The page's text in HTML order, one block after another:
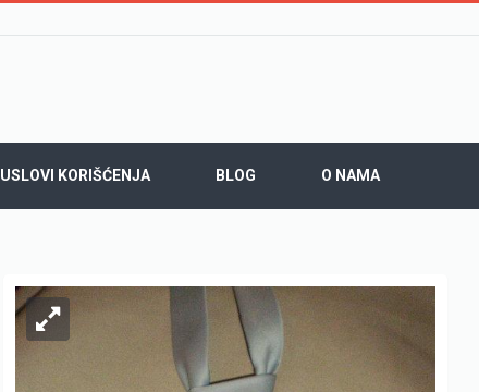
USLOVI KORIŠĆENJA BLOG O NAMA